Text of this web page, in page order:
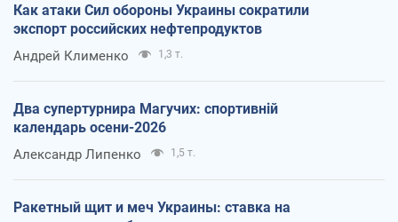
Как атаки Сил обороны Украины сократили
экспорт российских нефтепродуктов
Андрей Клименко 1,3 т.
Два супертурнира Магучих: спортивній
календарь осени-2026
Александр Липенко 1,5 т.
Ракетный щит и меч Украины: ставка на